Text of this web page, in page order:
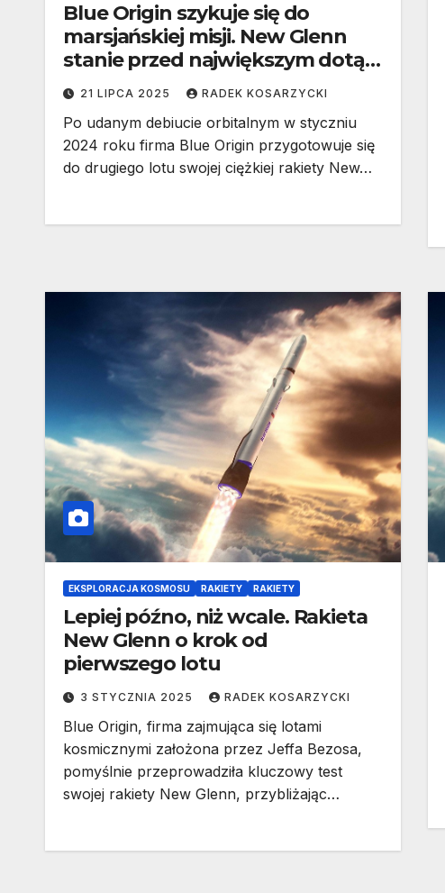
Blue Origin szykuje się do
marsjańskiej misji. New Glenn
stanie przed największym dotąd
wyzwaniem
21 LIPCA 2025 RADEK KOSARZYCKI
Po udanym debiucie orbitalnym w styczniu
2024 roku firma Blue Origin przygotowuje się
do drugiego lotu swojej ciężkiej rakiety New…
EKSPLORACJA KOSMOSU RAKIETY RAKIETY
Lepiej późno, niż wcale. Rakieta
New Glenn o krok od
pierwszego lotu
3 STYCZNIA 2025 RADEK KOSARZYCKI
Blue Origin, firma zajmująca się lotami
kosmicznymi założona przez Jeffa Bezosa,
pomyślnie przeprowadziła kluczowy test
swojej rakiety New Glenn, przybliżając…